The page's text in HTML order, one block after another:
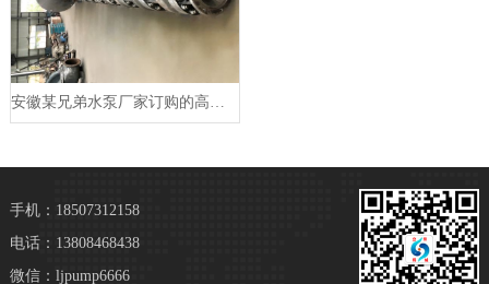
手机：18507312158
电话：13808468438
微信：ljpump6666